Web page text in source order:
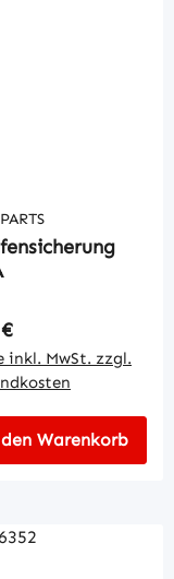
Preis:
inkl. MwSt. zzgl.
Warenkorb